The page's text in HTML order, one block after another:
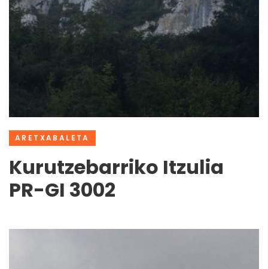
ARETXABALETA
Kurutzebarriko Itzulia
PR-GI 3002